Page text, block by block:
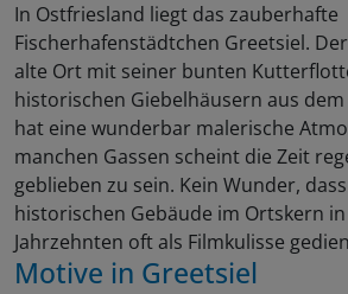
In Ostfriesland liegt das zauberhafte
Fischerhafenstädtchen Greetsiel.
alte Ort mit seiner bunten
historischen Giebelhäusern aus
hat eine wunderbar malerische
manchen Gassen scheint die Zeit
geblieben zu sein. Kein Wunder,
historischen Gebäude im Ortskern
Jahrzehnten oft als Filmkulisse
Motive in Greetsiel